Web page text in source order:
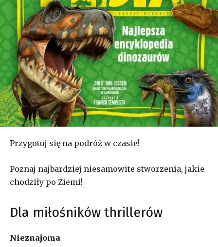
Przygotuj się na podróż w czasie!
Poznaj najbardziej niesamowite stworzenia, jakie
chodziły po Ziemi!
Dla miłośników thrillerów
Nieznajoma